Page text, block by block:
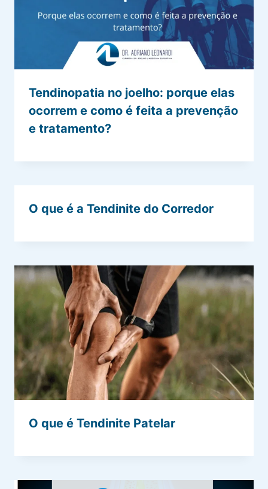
Tendinopatia no joelho: porque elas
ocorrem e como é feita a prevenção
e tratamento?
O que é a Tendinite do Corredor
O que é Tendinite Patelar